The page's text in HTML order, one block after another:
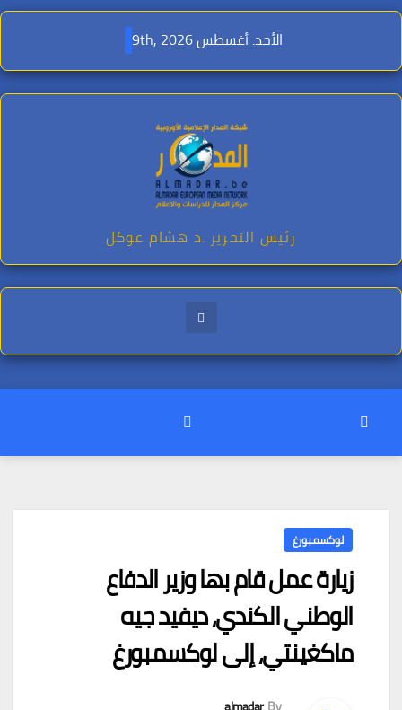
Skip
content
الأحد. أغسطس 9th, 2026
رئيس التحرير .د هشام عوكل
لوكسمبورغ
زيارة عمل قام بها وزير الدفاع
الوطني الكندي، ديفيد جيه
ماكغينتي، إلى لوكسمبورغ